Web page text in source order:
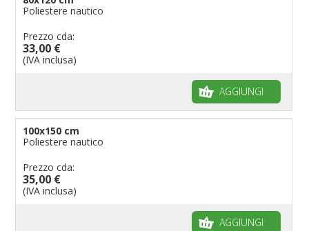
Poliestere nautico
Prezzo cda:
33,00 €
(IVA inclusa)
AGGIUNGI
100x150 cm
Poliestere nautico
Prezzo cda:
35,00 €
(IVA inclusa)
AGGIUNGI